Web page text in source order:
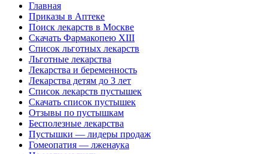
Главная
Приказы в Аптеке
Поиск лекарств в Москве
Скачать Фармакопею XIII
Список льготных лекарств
Льготные лекарства
Лекарства и беременность
Лекарства детям до 3 лет
Список лекарств пустышек
Скачать список пустышек
Отзывы по пустышкам
Бесполезные лекарства
Пустышки — лидеры продаж
Гомеопатия — лженаука